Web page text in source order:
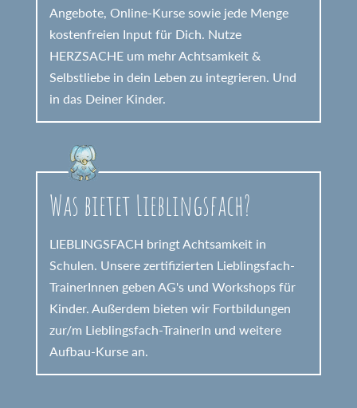
Angebote, Online-Kurse sowie jede Menge
kostenfreien Input für Dich. Nutze
HERZSACHE um mehr Achtsamkeit &
Selbstliebe in dein Leben zu integrieren. Und
in das Deiner Kinder.
Was bietet Lieblingsfach?
LIEBLINGSFACH bringt Achtsamkeit in
Schulen. Unsere zertifizierten Lieblingsfach-
TrainerInnen geben AG's und Workshops für
Kinder. Außerdem bieten wir Fortbildungen
zur/m Lieblingsfach-TrainerIn und weitere
Aufbau-Kurse an.